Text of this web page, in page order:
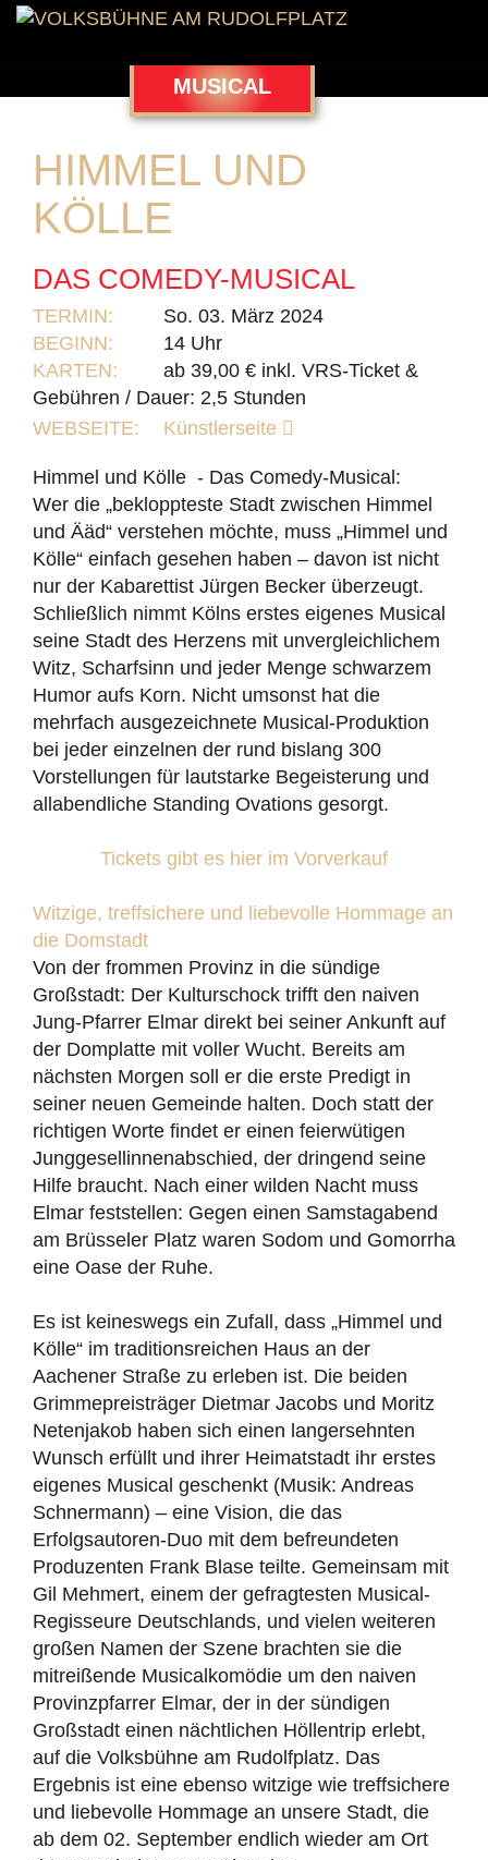
MUSICAL
HIMMEL UND
KÖLLE
DAS COMEDY-MUSICAL
TERMIN:
So. 03. März 2024
BEGINN:
14 Uhr
KARTEN:
ab 39,00 € inkl. VRS-Ticket &
Gebühren / Dauer: 2,5 Stunden
WEBSEITE:
Künstlerseite
Himmel und Kölle - Das Comedy-Musical:
Wer die „bekloppteste Stadt zwischen Himmel
und Ääd“ verstehen möchte, muss „Himmel und
Kölle“ einfach gesehen haben – davon ist nicht
nur der Kabarettist Jürgen Becker überzeugt.
Schließlich nimmt Kölns erstes eigenes Musical
seine Stadt des Herzens mit unvergleichlichem
Witz, Scharfsinn und jeder Menge schwarzem
Humor aufs Korn. Nicht umsonst hat die
mehrfach ausgezeichnete Musical-Produktion
bei jeder einzelnen der rund bislang 300
Vorstellungen für lautstarke Begeisterung und
allabendliche Standing Ovations gesorgt.
Tickets gibt es hier im Vorverkauf
Witzige, treffsichere und liebevolle Hommage an
die Domstadt
Von der frommen Provinz in die sündige
Großstadt: Der Kulturschock trifft den naiven
Jung-Pfarrer Elmar direkt bei seiner Ankunft auf
der Domplatte mit voller Wucht. Bereits am
nächsten Morgen soll er die erste Predigt in
seiner neuen Gemeinde halten. Doch statt der
richtigen Worte findet er einen feierwütigen
Junggesellinnenabschied, der dringend seine
Hilfe braucht. Nach einer wilden Nacht muss
Elmar feststellen: Gegen einen Samstagabend
am Brüsseler Platz waren Sodom und Gomorrha
eine Oase der Ruhe.
Es ist keineswegs ein Zufall, dass „Himmel und
Kölle“ im traditionsreichen Haus an der
Aachener Straße zu erleben ist. Die beiden
Grimmepreisträger Dietmar Jacobs und Moritz
Netenjakob haben sich einen langersehnten
Wunsch erfüllt und ihrer Heimatstadt ihr erstes
eigenes Musical geschenkt (Musik: Andreas
Schnermann) – eine Vision, die das
Erfolgsautoren-Duo mit dem befreundeten
Produzenten Frank Blase teilte. Gemeinsam mit
Gil Mehmert, einem der gefragtesten Musical-
Regisseure Deutschlands, und vielen weiteren
großen Namen der Szene brachten sie die
mitreißende Musicalkomödie um den naiven
Provinzpfarrer Elmar, der in der sündigen
Großstadt einen nächtlichen Höllentrip erlebt,
auf die Volksbühne am Rudolfplatz. Das
Ergebnis ist eine ebenso witzige wie treffsichere
und liebevolle Hommage an unsere Stadt, die
ab dem 02. September endlich wieder am Ort